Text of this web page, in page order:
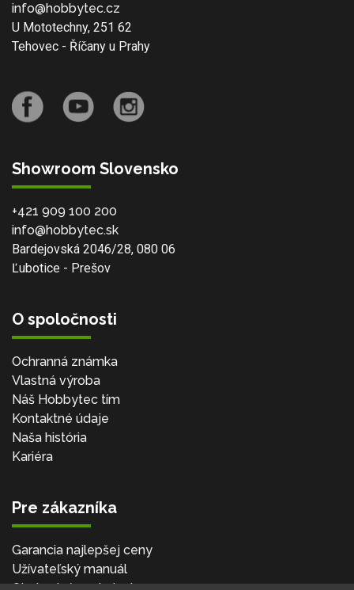
info@hobbytec.cz
U Mototechny, 251 62
Tehovec - Říčany u Prahy
Showroom Slovensko
+421 909 100 200
info@hobbytec.sk
Bardejovská 2046/28, 080 06
Ľubotice - Prešov
O spoločnosti
Ochranná známka
Vlastná výroba
Náš Hobbytec tím
Kontaktné údaje
Naša história
Kariéra
Pre zákazníka
Garancia najlepšej ceny
Užívateľský manuál